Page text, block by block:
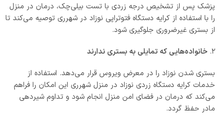
پزشک پس از تشخیص درجه زردی با تست بیلی‌چک، درمان در منزل
را با استفاده از کرایه دستگاه فتوتراپی نوزاد در شهرری توصیه می‌کند تا
از بستری غیرضروری جلوگیری شود.
۲. خانواده‌هایی که تمایلی به بستری ندارند
بستری شدن نوزاد را در معرض ویروس قرار می‌دهد. استفاده از
خدمات کرایه دستگاه زردی نوزاد در منزل شهرری این امکان را فراهم
می‌کند که درمان در فضای امن منزل انجام شود و تداوم شیردهی
مادر حفظ گردد.